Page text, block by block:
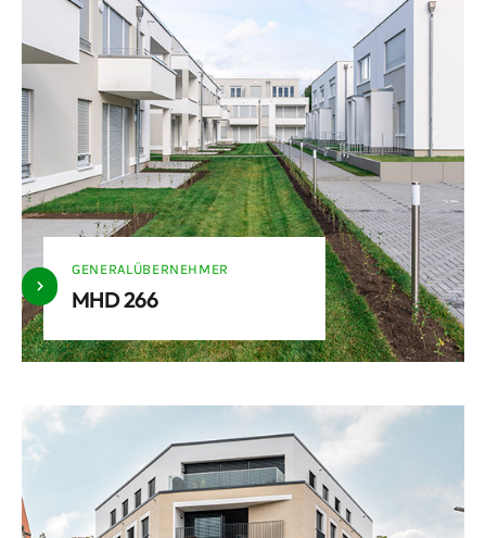
GENERALÜBERNEHMER
MHD 266